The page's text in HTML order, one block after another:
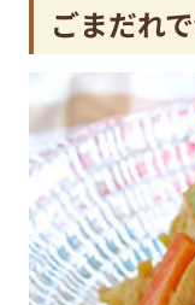
ごまだれ